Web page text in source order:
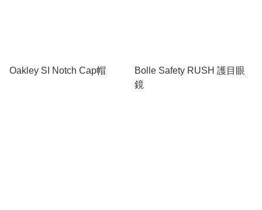
Oakley SI Notch Cap帽
Bolle Safety RUSH 護目眼
鏡